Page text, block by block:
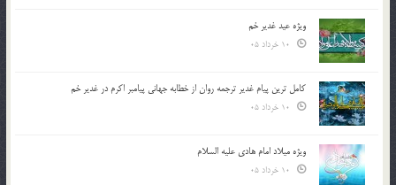
ویژه عید غدیر خم
کامل ترین پیام غدیر ترجمه روان از خطابه جهانی پیامبر اکرم در غدیر خم
ویژه میلاد امام هادی علیه السلام